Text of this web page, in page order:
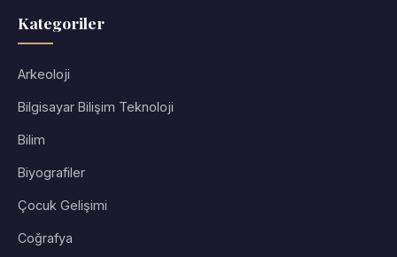
Kategoriler
Arkeoloji
Bilgisayar Bilişim Teknoloji
Bilim
Biyografiler
Çocuk Gelişimi
Coğrafya